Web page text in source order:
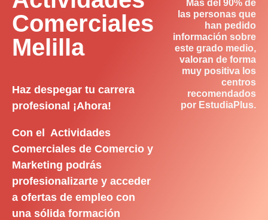
Comerciales
Melilla
Haz despegar tu carrera
profesional ¡Ahora!
Con el Actividades
Comerciales de Comercio y
Marketing podrás
profesionalizarte y acceder
a ofertas de empleo con
una sólida formación
Más del 90% de
las personas que
han pedido
información sobre
este grado medio,
valoran de forma
muy positiva los
centros
recomendados
por EstudiaPlus.